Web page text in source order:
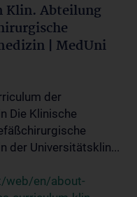
Klin. Abteilung
| MedUni
der
Die Klinische
der Universitätsklin...
web/en/about-